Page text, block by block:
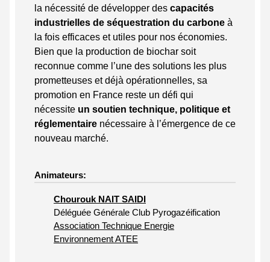
la nécessité de développer des capacités
industrielles de séquestration du carbone à
la fois efficaces et utiles pour nos économies.
Bien que la production de biochar soit
reconnue comme l’une des solutions les plus
prometteuses et déjà opérationnelles, sa
promotion en France reste un défi qui
nécessite un soutien technique, politique et
réglementaire nécessaire à l’émergence de ce
nouveau marché.
Animateurs:
Chourouk NAIT SAIDI
Déléguée Générale Club Pyrogazéification
Association Technique Energie
Environnement ATEE